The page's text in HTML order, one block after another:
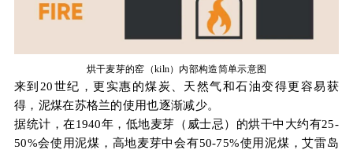
烘干麦芽的窑（kiln）内部构造简单示意图
来到20世纪，更实惠的煤炭、天然气和石油变得更容易获
得，泥煤在苏格兰的使用也逐渐减少。
据统计，在1940年，低地麦芽（威士忌）的烘干中大约有25-
50%会使用泥煤，高地麦芽中会有50-75%使用泥煤，艾雷岛